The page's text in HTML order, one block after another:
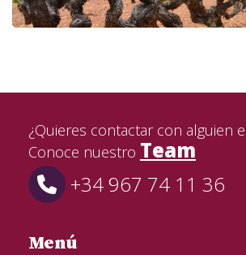
¿Quieres contactar con alguien
Conoce nuestro Team
+34 967 74 11 36
Menú